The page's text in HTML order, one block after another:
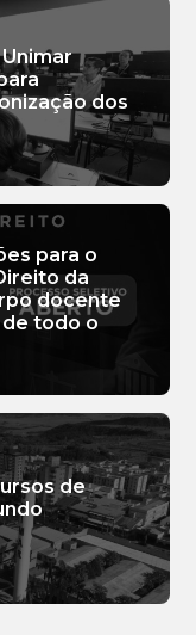
dos
para o
da
docente
todo o
de